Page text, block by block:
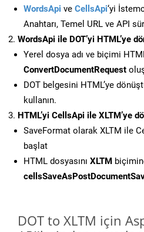
WordsApi ve CellsApi‘yi
Anahtarı, Temel URL ve API
WordsApi ile DOT’yi HTML’ye
Yerel dosya adı ve biçimi
ConvertDocumentRequest
DOT belgesini HTML’ye
kullanın.
HTML’yi CellsApi ile XLTM’ye
SaveFormat olarak XLTM ile
başlat
HTML dosyasını XLTM
DOT to XLTM için